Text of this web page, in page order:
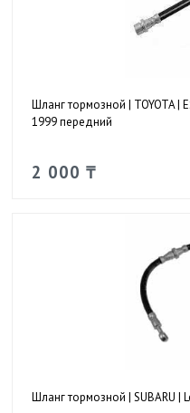
Шланг тормозной | TOYOTA |
1999 передний
2 000 ₸
Шланг тормозной | SUBARU |